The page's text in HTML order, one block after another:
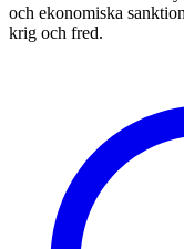
och ekonomiska
krig och fred.